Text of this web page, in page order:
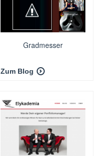
Gradmesser
Zum Blog